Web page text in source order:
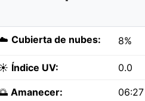
Cubierta de nubes: 8%
Índice UV: 0.0
Amanecer: